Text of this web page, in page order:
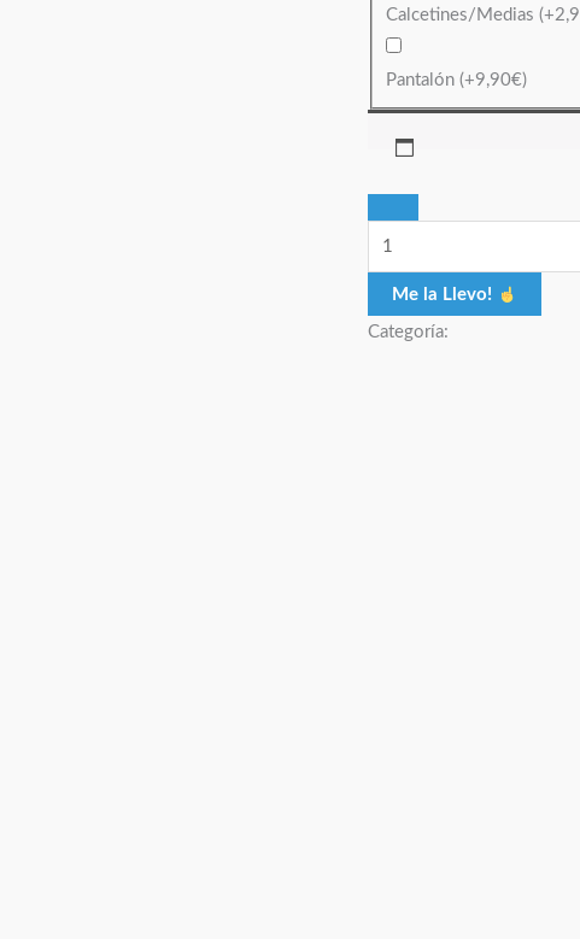
Calcetines/Medias(+
Pantalón(+9,90€)
Me la Llevo!
Categoría: